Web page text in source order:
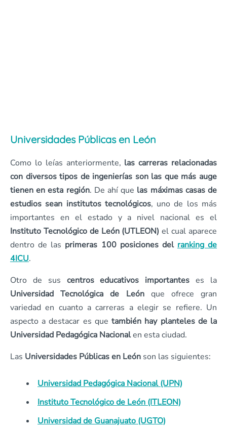
Universidades Públicas en León
Como lo leías anteriormente, las carreras relacionadas
con diversos tipos de ingenierías son las que más auge
tienen en esta región. De ahí que las máximas casas de
estudios sean institutos tecnológicos, uno de los más
importantes en el estado y a nivel nacional es el
Instituto Tecnológico de León (UTLEON) el cual aparece
dentro de las primeras 100 posiciones del ranking de
4ICU.
Otro de sus centros educativos importantes es la
Universidad Tecnológica de Leónque ofrece gran
variedad en cuanto a carreras a elegir se refiere. Un
aspecto a destacar es quetambién hay planteles de la
Universidad Pedagógica Nacionalen esta ciudad.
Las Universidades Públicas en León son las siguientes:
Universidad Pedagógica Nacional (UPN)
Instituto Tecnológico de León (ITLEON)
Universidad de Guanajuato (UGTO)